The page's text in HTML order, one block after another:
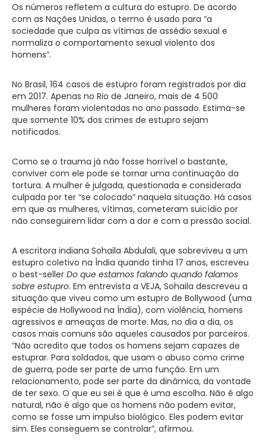
Os números refletem a cultura do estupro. De acordo
com as Nações Unidas, o termo é usado para “a
sociedade que culpa as vítimas de assédio sexual e
normaliza o comportamento sexual violento dos
homens”.
No Brasil, 164 casos de estupro foram registrados por dia
em 2017. Apenas no Rio de Janeiro, mais de 4 500
mulheres foram violentadas no ano passado. Estima-se
que somente 10% dos crimes de estupro sejam
notificados.
Como se o trauma já não fosse horrível o bastante,
conviver com ele pode se tornar uma continuação da
tortura. A mulher é julgada, questionada e considerada
culpada por ter “se colocado” naquela situação. Há casos
em que as mulheres, vítimas, cometeram suicídio por
não conseguirem lidar com a dor e com a pressão social.
A escritora indiana Sohaila Abdulali, que sobreviveu a um
estupro coletivo na Índia quando tinha 17 anos, escreveu
o best-seller Do que estamos falando quando falamos
sobre estupro. Em entrevista a VEJA, Sohaila descreveu a
situação que viveu como um estupro de Bollywood (uma
espécie de Hollywood na Índia), com violência, homens
agressivos e ameaças de morte. Mas, no dia a dia, os
casos mais comuns são aqueles causados por parceiros.
“Não acredito que todos os homens sejam capazes de
estuprar. Para soldados, que usam o abuso como crime
de guerra, pode ser parte de uma função. Em um
relacionamento, pode ser parte da dinâmica, da vontade
de ter sexo. O que eu sei é que é uma escolha. Não é algo
natural, não é algo que os homens não podem evitar,
como se fosse um impulso biológico. Eles podem evitar
sim. Eles conseguem se controlar”, afirmou.